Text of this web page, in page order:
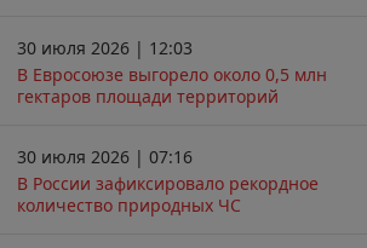
30 июля 2026 | 12:03
В Евросоюзе выгорело около 0,5 млн
гектаров площади территорий
30 июля 2026 | 07:16
В России зафиксировало рекордное
количество природных ЧС